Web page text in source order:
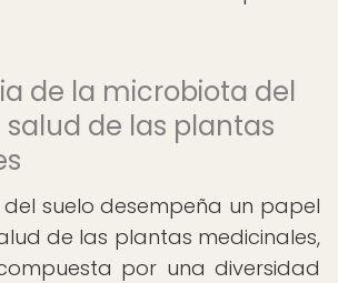
de la microbiota del
salud de las plantas
suelo desempeña un papel
de las plantas medicinales,
por una diversidad